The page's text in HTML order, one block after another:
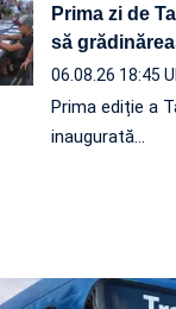
Prima zi de
să
06.08.26 18:45
Prima ediție a
inaugurată…